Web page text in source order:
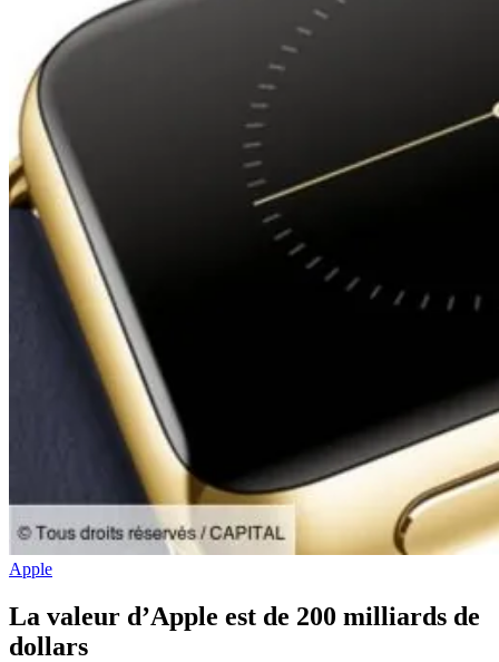
Apple
La valeur d’Apple est de 200 milliards de
dollars